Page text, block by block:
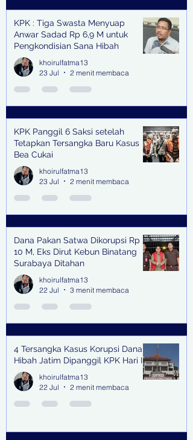
KPK : Tiga Swasta Menyuap
Anwar Sadad Rp 6,9 M untuk
Pengkondisian Sana Hibah
khoirulfatma13
23 Jul
2 menit membaca
KPK Panggil 6 Saksi setelah
Tetapkan Tersangka Baru Kasus
Bea Cukai
khoirulfatma13
23 Jul
2 menit membaca
Dana Pakan Satwa Dikorupsi Rp
10 M, Eks Dirut Kebun Binatang
Surabaya Ditahan
khoirulfatma13
22 Jul
3 menit membaca
4 Tersangka Kasus Korupsi Dana
Hibah Jatim Dipanggil KPK Hari Ini
khoirulfatma13
22 Jul
2 menit membaca